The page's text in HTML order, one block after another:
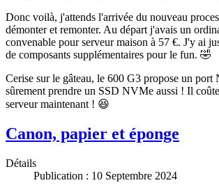
Donc voilà, j'attends l'arrivée du nouveau
démonter et remonter. Au départ j'avais un
convenable pour serveur maison à 57 €. J'y ai
de composants supplémentaires pour le fun. 🤣
Cerise sur le gâteau, le 600 G3 propose un
sûrement prendre un SSD NVMe aussi ! Il
serveur maintenant ! 😆
Canon, papier et éponge
Détails
Publication : 10 Septembre 2024